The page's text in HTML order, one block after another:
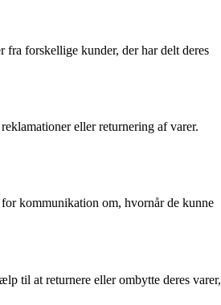
fra forskellige kunder, der har delt deres
eller returnering af varer.
kommunikation om, hvornår de kunne
til at returnere eller ombytte deres varer,